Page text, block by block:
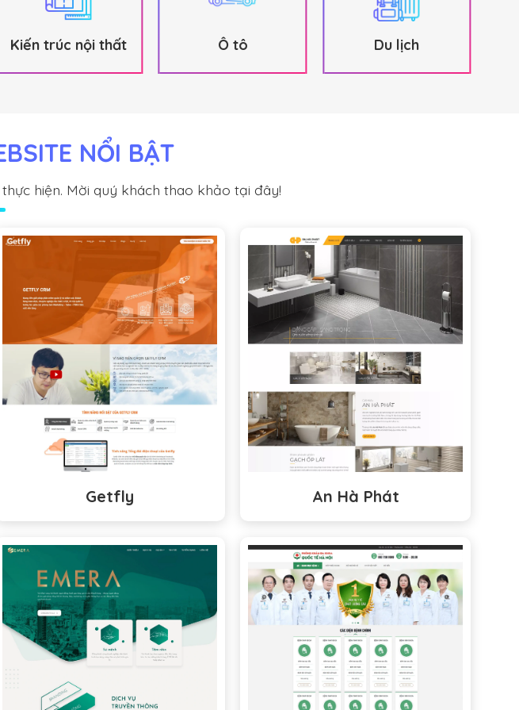
Kiến trúc nội thất Ô tô Du lịch
NỔI BẬT
hiện. Mời quý khách thao khảo tại đây!
Getfly An Hà Phát